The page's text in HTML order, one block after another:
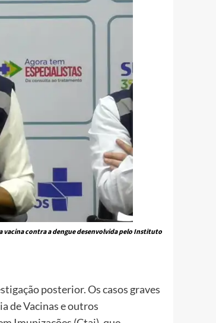
vacina contra a dengue desenvolvida pelo Instituto
posterior. Os casos graves
de Vacinas e outros